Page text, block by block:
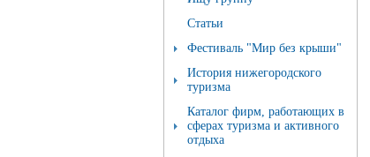
Статьи
Фестиваль "Мир без крыши"
История нижегородского
туризма
Каталог фирм, работающих в
сферах туризма и активного
отдыха